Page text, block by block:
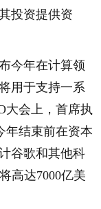
投资提供资
今年在计算领
用于支持一系
大会上，首席执
年结束前在资本
谷歌和其他科
高达7000亿美